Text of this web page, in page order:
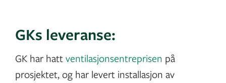
GKs leveranse:
GK har hattventilasjonsentreprisen på
prosjektet, og har levert installasjon av